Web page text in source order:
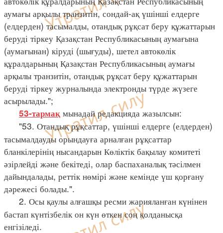
аумағы арқылы транзитін, сондай-ақ үшінші елдерге
(елдерден) тасымалды, отандық рұқсат беру құжаттарын
беруді тіркеу Қазақстан Республикасының аумағына
(аумағынан) кіруді (шығуды), шетел автокөлік
құралдарының Қазақстан Республикасының аумағы
арқылы транзитін, отандық рұқсат беру құжаттарын
беруді тіркеу журналында электронды түрде жүзеге
асырылады.";
53-тармақ мынадай редакцияда жазылсын:
"53. Отандық рұқсаттар, үшінші елдерге (елдерден)
тасымалдауды орындауға арналған рұқсаттар
бланкілерінің нысандарын Көліктік бақылау комитеті
әзірлейді және бекітеді, олар баспаханалық тәсілмен
дайындалады, реттік нөмірі және кемінде үш қорғану
дәрежесі болады.".
2. Осы қаулы алғашқы ресми жарияланған күнінен
бастап күнтізбелік он күн өткен соң қолданысқа
енгізіледі.